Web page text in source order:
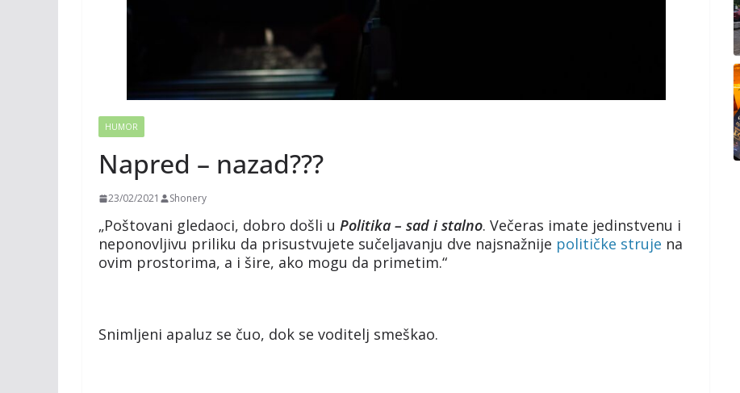
HUMOR
Napred – nazad???
23/02/2021 Shonery
„Poštovani gledaoci, dobro došli u Politika – sad i stalno. Večeras imate jedinstvenu i
neponovljivu priliku da prisustvujete sučeljavanju dve najsnažnije političke struje na
ovim prostorima, a i šire, ako mogu da primetim.“
Snimljeni apaluz se čuo, dok se voditelj smeškao.